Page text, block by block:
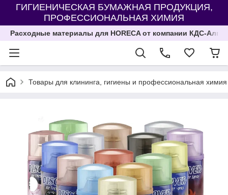
ГИГИЕНИЧЕСКАЯ БУМАЖНАЯ ПРОДУКЦИЯ,
ПРОФЕССИОНАЛЬНАЯ ХИМИЯ
Расходные материалы для HORECA от компании КДС-
Товары для клининга, гигиены и профессиональная химия